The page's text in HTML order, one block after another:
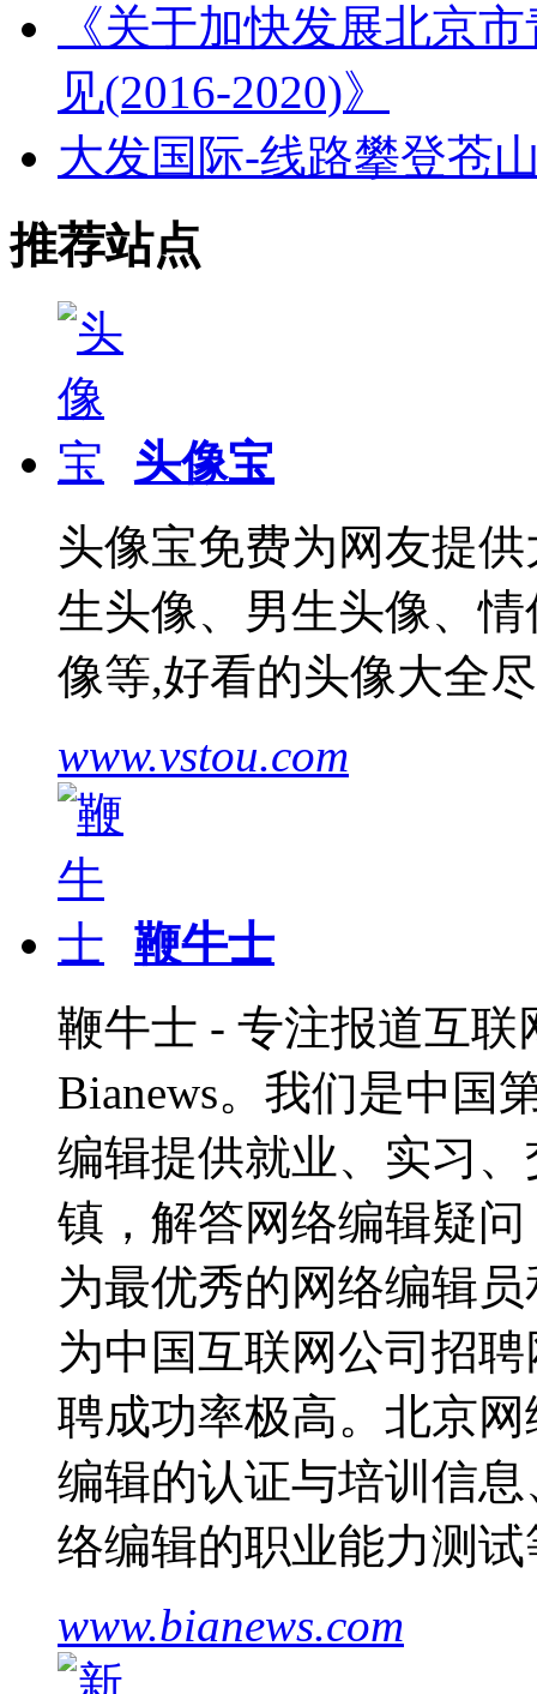
《关于加快发展北京
见(2016-2020)》
大发国际-线路攀登苍
推荐站点
头像宝
头像宝免费为网友提
生头像、男生头像、
像等,好看的头像大全
www.vstou.com
鞭牛士
鞭牛士 - 专注报道互联
Bianews。我们是中国
编辑提供就业、实习
镇，解答网络编辑疑
为最优秀的网络编辑
为中国互联网公司招
聘成功率极高。北京
编辑的认证与培训信
络编辑的职业能力测
www.bianews.com